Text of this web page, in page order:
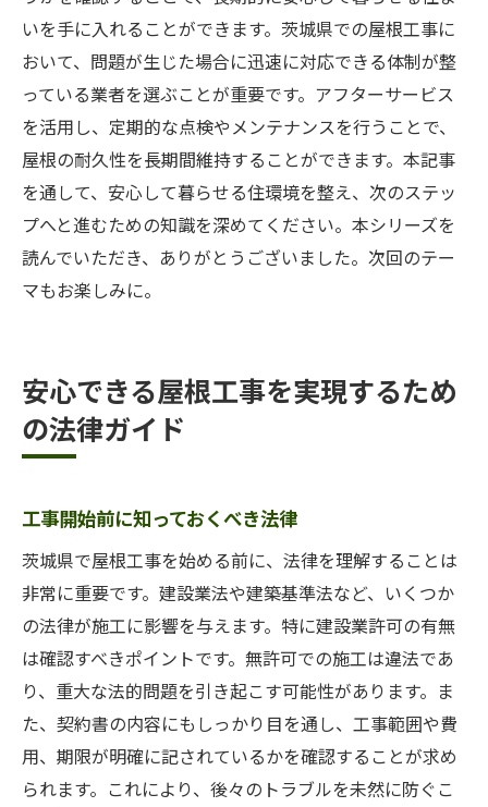
いを手に入れることができます。茨城県での屋根工事に
おいて、問題が生じた場合に迅速に対応できる体制が整
っている業者を選ぶことが重要です。アフターサービス
を活用し、定期的な点検やメンテナンスを行うことで、
屋根の耐久性を長期間維持することができます。本記事
を通して、安心して暮らせる住環境を整え、次のステッ
プへと進むための知識を深めてください。本シリーズを
読んでいただき、ありがとうございました。次回のテー
マもお楽しみに。
安心できる屋根工事を実現するため
の法律ガイド
工事開始前に知っておくべき法律
茨城県で屋根工事を始める前に、法律を理解することは
非常に重要です。建設業法や建築基準法など、いくつか
の法律が施工に影響を与えます。特に建設業許可の有無
は確認すべきポイントです。無許可での施工は違法であ
り、重大な法的問題を引き起こす可能性があります。ま
た、契約書の内容にもしっかり目を通し、工事範囲や費
用、期限が明確に記されているかを確認することが求め
られます。これにより、後々のトラブルを未然に防ぐこ